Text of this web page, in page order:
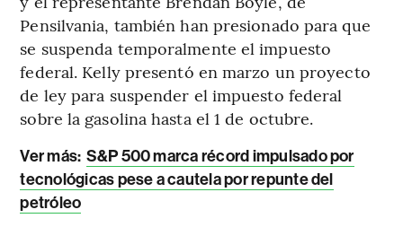
Pensilvania, también han presionado para que
se suspenda temporalmente el impuesto
federal. Kelly presentó en marzo un proyecto
de ley para suspender el impuesto federal
sobre la gasolina hasta el 1 de octubre.
Ver más: S&P 500 marca récord impulsado por
tecnológicas pese a cautela por repunte del
petróleo